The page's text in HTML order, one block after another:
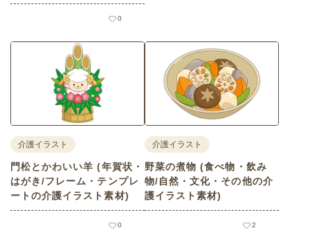
0
介護イラスト
門松とかわいい羊 (年賀状・
はがき/フレーム・テンプレ
ートの介護イラスト素材)
0
介護イラスト
野菜の煮物 (食べ物・飲み
物/自然・文化・その他の介
護イラスト素材)
2